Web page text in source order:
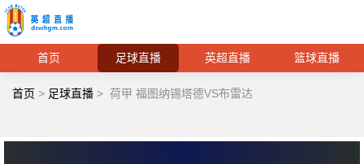
首页 足球直播 英超直播 篮球直播
首页 > 足球直播 > 荷甲 福图纳锡塔德VS布雷达